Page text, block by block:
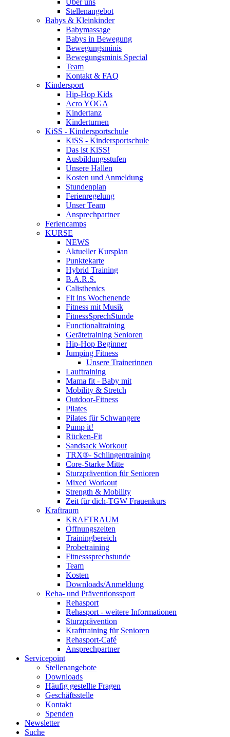
Über uns
Stellenangebot
Babys & Kleinkinder
Babymassage
Babys in Bewegung
Bewegungsminis
Bewegungsminis Special
Team
Kontakt & FAQ
Kindersport
Hip-Hop Kids
Acro YOGA
Kindertanz
Kinderturnen
KiSS - Kindersportschule
KiSS - Kindersportschule
Das ist KiSS!
Ausbildungsstufen
Unsere Hallen
Kosten und Anmeldung
Stundenplan
Ferienregelung
Unser Team
Ansprechpartner
Feriencamps
KURSE
NEWS
Aktueller Kursplan
Punktekarte
Hybrid Training
B.A.R.S.
Calisthenics
Fit ins Wochenende
Fitness mit Musik
FitnessSprechStunde
Functionaltraining
Gerätetraining Senioren
Hip-Hop Beginner
Jumping Fitness
Unsere Trainerinnen
Lauftraining
Mama fit - Baby mit
Mobility & Stretch
Outdoor-Fitness
Pilates
Pilates für Schwangere
Pump it!
Rücken-Fit
Sandsack Workout
TRX®- Schlingentraining
Core-Starke Mitte
Sturzprävention für Senioren
Mixed Workout
Strength & Mobility
Zeit für dich-TGW Frauenkurs
Kraftraum
KRAFTRAUM
Öffnungszeiten
Trainingbereich
Probetraining
Fitnesssprechstunde
Team
Kosten
Downloads/Anmeldung
Reha- und Präventionssport
Rehasport
Rehasport - weitere Informationen
Sturzprävention
Krafttraining für Senioren
Rehasport-Café
Ansprechpartner
Servicepoint
Stellenangebote
Downloads
Häufig gestellte Fragen
Geschäftsstelle
Kontakt
Spenden
Newsletter
Suche